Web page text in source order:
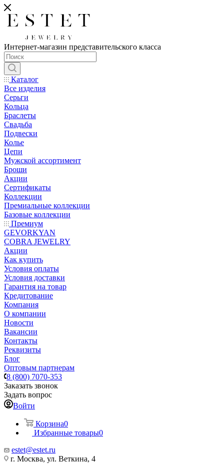
Интернет-магазин представительского класса
Каталог
Все изделия
Серьги
Кольца
Браслеты
Свадьба
Подвески
Колье
Цепи
Мужской ассортимент
Броши
Акции
Сертификаты
Коллекции
Премиальные коллекции
Базовые коллекции
Премиум
GEVORKYAN
COBRA JEWELRY
Акции
Как купить
Условия оплаты
Условия доставки
Гарантия на товар
Кредитование
Компания
О компании
Новости
Вакансии
Контакты
Реквизиты
Блог
Оптовым партнерам
8 (800) 7070-353
Заказать звонок
Задать вопрос
Войти
Корзина0
Избранные товары0
estet@estet.ru
г. Москва, ул. Веткина, 4